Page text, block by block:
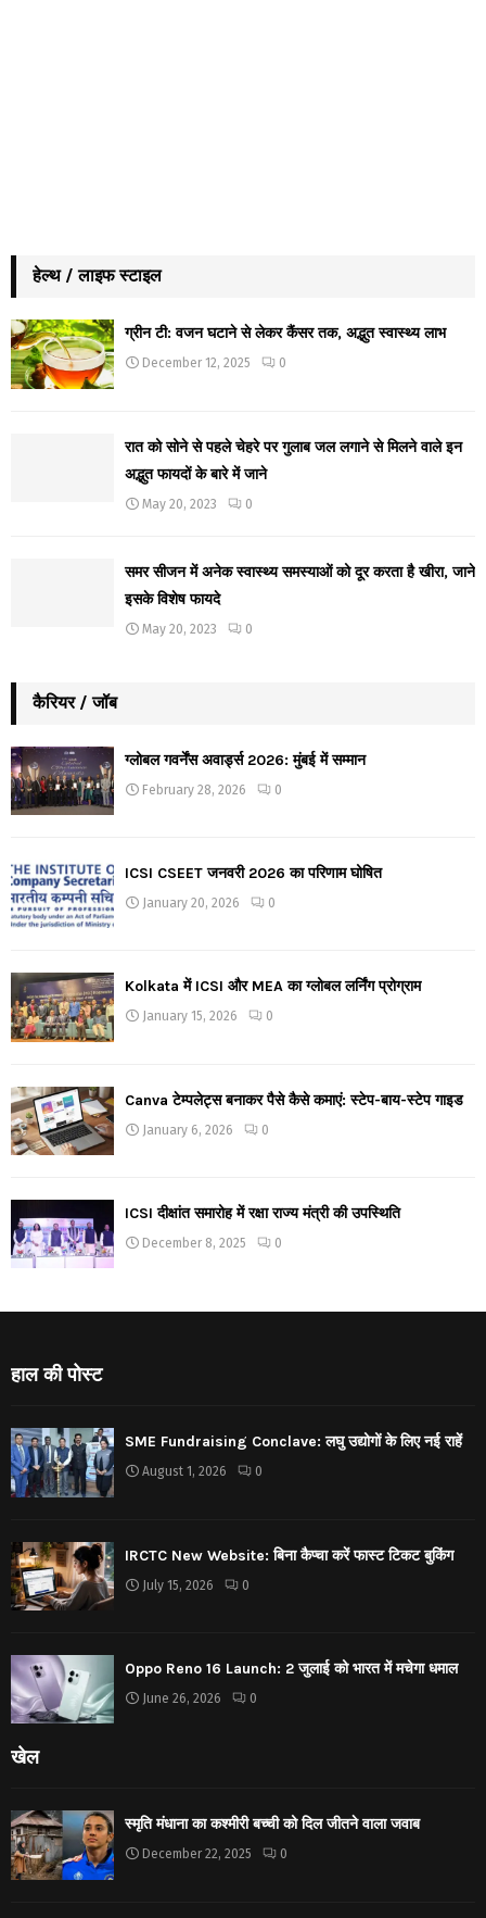
हेल्थ / लाइफ स्टाइल
ग्रीन टी: वजन घटाने से लेकर कैंसर तक, अद्भुत स्वास्थ्य लाभ
December 12, 2025 0
रात को सोने से पहले चेहरे पर गुलाब जल लगाने से मिलने वाले इन
अद्भुत फायदों के बारे में जाने
May 20, 2023 0
समर सीजन में अनेक स्वास्थ्य समस्याओं को दूर करता है खीरा, जाने
इसके विशेष फायदे
May 20, 2023 0
कैरियर / जॉब
ग्लोबल गवर्नेंस अवार्ड्स 2026: मुंबई में सम्मान
February 28, 2026 0
ICSI CSEET जनवरी 2026 का परिणाम घोषित
January 20, 2026 0
Kolkata में ICSI और MEA का ग्लोबल लर्निंग प्रोग्राम
January 15, 2026 0
Canva टेम्पलेट्स बनाकर पैसे कैसे कमाएं: स्टेप-बाय-स्टेप गाइड
January 6, 2026 0
ICSI दीक्षांत समारोह में रक्षा राज्य मंत्री की उपस्थिति
December 8, 2025 0
हाल की पोस्ट
SME Fundraising Conclave: लघु उद्योगों के लिए नई राहें
August 1, 2026 0
IRCTC New Website: बिना कैप्चा करें फास्ट टिकट बुकिंग
July 15, 2026 0
Oppo Reno 16 Launch: 2 जुलाई को भारत में मचेगा धमाल
June 26, 2026 0
खेल
स्मृति मंधाना का कश्मीरी बच्ची को दिल जीतने वाला जवाब
December 22, 2025 0